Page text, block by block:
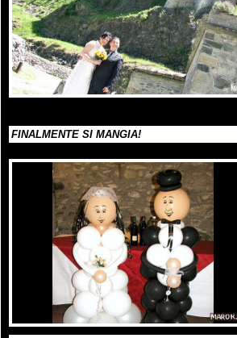
FINALMENTE SI MANGIA!